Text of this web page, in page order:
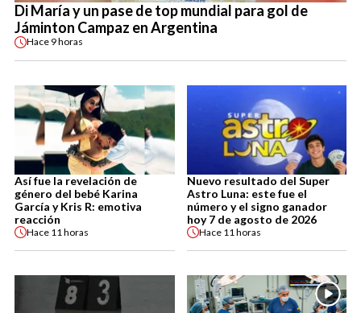
Di María y un pase de top mundial para gol de
Jáminton Campaz en Argentina
Hace 9 horas
Así fue la revelación de
género del bebé Karina
García y Kris R: emotiva
reacción
Hace 11 horas
Nuevo resultado del Super
Astro Luna: este fue el
número y el signo ganador
hoy 7 de agosto de 2026
Hace 11 horas